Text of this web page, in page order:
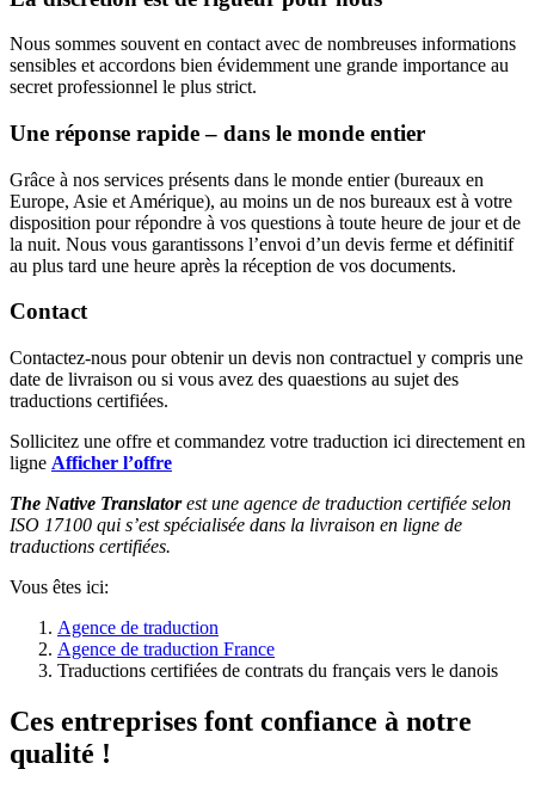
Nous sommes souvent en contact avec de nombreuses informations
sensibles et accordons bien évidemment une grande importance au
secret professionnel le plus strict.
Une réponse rapide – dans le monde entier
Grâce à nos services présents dans le monde entier (bureaux en
Europe, Asie et Amérique), au moins un de nos bureaux est à votre
disposition pour répondre à vos questions à toute heure de jour et de
la nuit. Nous vous garantissons l’envoi d’un devis ferme et définitif
au plus tard une heure après la réception de vos documents.
Contact
Contactez-nous pour obtenir un devis non contractuel y compris une
date de livraison ou si vous avez des quaestions au sujet des
traductions certifiées.
Sollicitez une offre et commandez votre traduction ici directement en
ligne Afficher l’offre
The Native Translatorest une agence de traduction certifiée selon
ISO 17100 qui s’est spécialisée dans la livraison en ligne de
traductions certifiées.
Vous êtes ici:
Agence de traduction
Agence de traduction France
Traductions certifiées de contrats du français vers le danois
Ces entreprises font confiance à notre
qualité !